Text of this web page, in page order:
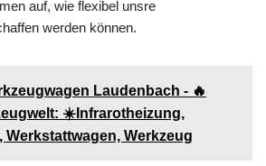
auf, wie flexibel unsre
werden können.
Laudenbach - 🔥
☀️Infrarotheizung,
Werkstattwagen, Werkzeug